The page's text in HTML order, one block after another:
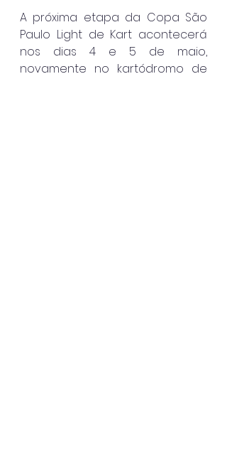
A próxima etapa da Copa São
Paulo Light de Kart acontecerá
nos dias 4 e 5 de maio,
novamente no kartódromo de